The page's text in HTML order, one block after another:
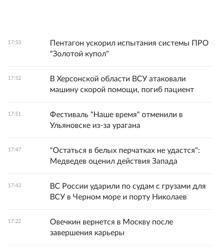
17:53
Пентагон ускорил испытания системы ПРО
"Золотой купол"
17:52
В Херсонской области ВСУ атаковали
машину скорой помощи, погиб пациент
17:51
Фестиваль "Наше время" отменили в
Ульяновске из-за урагана
17:47
"Остаться в белых перчатках не удастся":
Медведев оценил действия Запада
17:43
ВС России ударили по судам с грузами для
ВСУ в Черном море и порту Николаев
17:22
Овечкин вернется в Москву после
завершения карьеры